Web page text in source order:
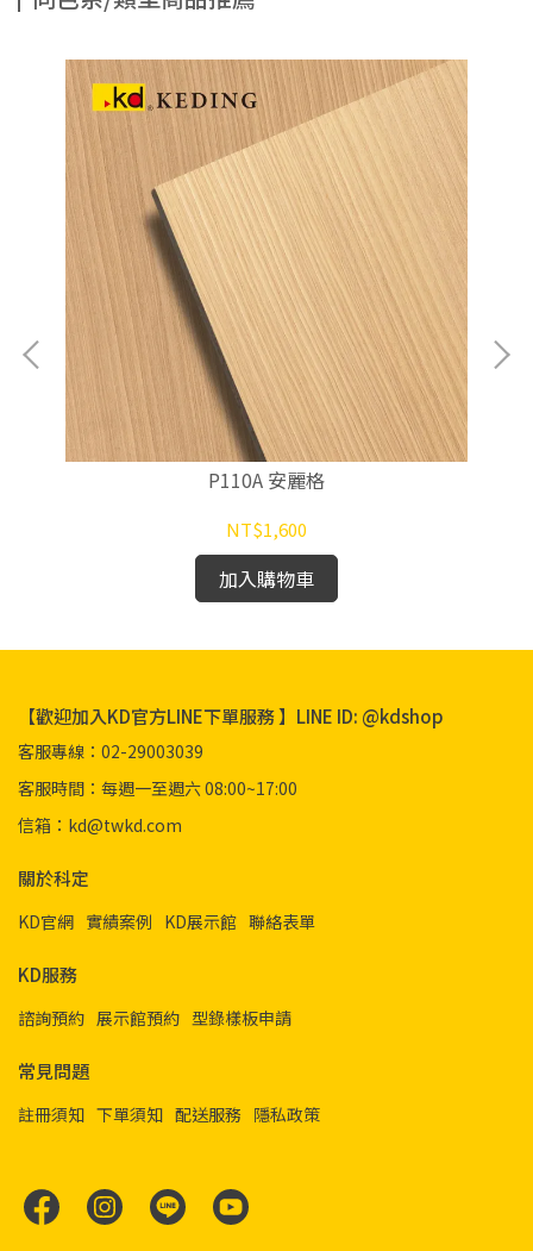
P110A 安麗格
NT$1,600
加入購物車
【歡迎加入KD官方LINE下單服務 】LINE ID: @kdshop
客服專線：02-29003039
客服時間：每週一至週六 08:00~17:00
信箱：kd@twkd.com
關於科定
KD官網 實績案例 KD展示館 聯絡表單
KD服務
諮詢預約 展示館預約 型錄樣板申請
常見問題
註冊須知 下單須知 配送服務 隱私政策